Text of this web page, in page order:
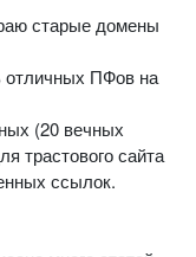
старые домены
отличных ПФов на
(20 вечных
трастового сайта
ссылок.